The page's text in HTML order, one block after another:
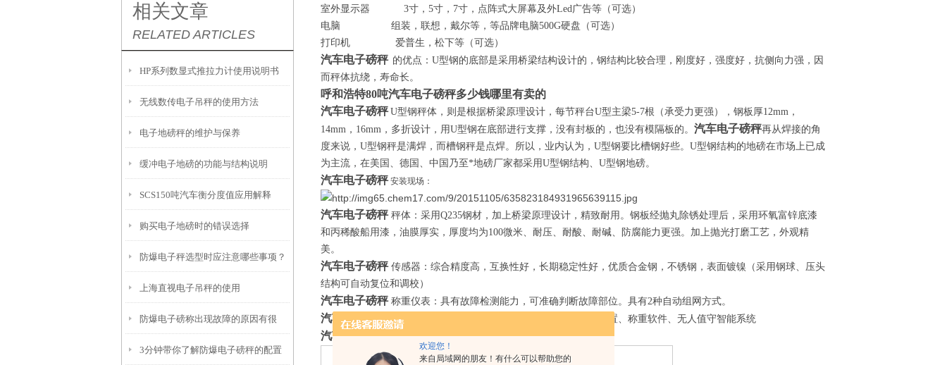
欢迎您！
来自局域网的朋友！有什么可以帮助您的
相关文章
RELATED ARTICLES
HP系列数显式推拉力计使用说明书
无线数传电子吊秤的使用方法
电子地磅秤的维护与保养
缓冲电子地磅的功能与结构说明
SCS150吨汽车衡分度值应用解释
购买电子地磅时的错误选择
防爆电子秤选型时应注意哪些事项？
上海直视电子吊秤的使用
防爆电子磅称出现故障的原因有很
多，都有可能是哪些原因呢
3分钟带你了解防爆电子磅秤的配置
室外显示器 3寸， 5寸， 7寸，点阵式大屏幕及外Led广告等（可选）
电脑 组装，联想，戴尔等，等品牌电脑500G硬盘（可选）
打印机 爱普生，松下等（可选）
汽车电子磅秤 的优点： U型钢的底部是采用桥梁结构设计的，钢结构比较合理，刚度好，强度好，抗侧向力强，因
而秤体抗绕，寿命长。
呼和浩特80吨汽车电子磅秤多少钱哪里有卖的
汽车电子磅秤 U型钢秤体，则是根据桥梁原理设计，每节秤台U型主梁5-7根（承受力更强），钢板厚12mm ，
14mm ， 16mm ，多折设计，用U型钢在底部进行支撑，没有封板的，也没有模隔板的。 汽车电子磅秤再从焊接的角
度来说， U型钢秤是满焊，而槽钢秤是点焊。所以，业内认为， U型钢要比槽钢好些。 U型钢结构的地磅在市场上已成
为主流，在美国、德国、中国乃至*地磅厂家都采用U型钢结构、 U型钢地磅。
汽车电子磅秤安装现场：
汽车电子磅秤 秤体：采用Q235钢材，加上桥梁原理设计，精致耐用。钢板经抛丸除锈处理后，采用环氧富锌底漆
和丙稀酸船用漆，油膜厚实，厚度均为100微米、耐压、耐酸、耐碱、防腐能力更强。加上抛光打磨工艺，外观精
美。
汽车电子磅秤 传感器：综合精度高，互换性好，长期稳定性好，优质合金钢，不锈钢，表面镀镍（采用钢球、压头
结构可自动复位和调校）
汽车电子磅秤 称重仪表：具有故障检测能力，可准确判断故障部位。具有2种自动组网方式。
汽车电子磅秤可选配件：电脑、打印机、仪表、显示器、防雷装置、称重软件、无人值守智能系统
汽车电子磅秤规格参数
防作弊等级 高